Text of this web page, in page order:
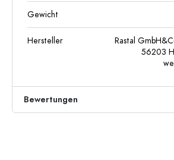
Gewicht
Hersteller
Rastal
56203
Bewertungen